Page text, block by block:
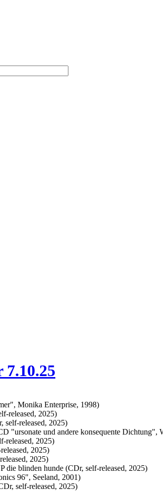
7.10.25
Monika Enterprise, 1998)
released, 2025)
released, 2025)
"ursonate und andere konsequente Dichtung",
released, 2025)
2025)
2025)
blinden hunde (CDr, self-released, 2025)
96", Seeland, 2001)
self-released, 2025)